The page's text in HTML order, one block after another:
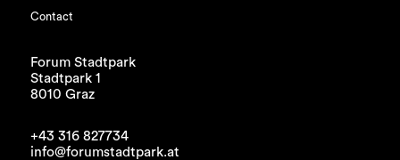
Contact
Forum Stadtpark
Stadtpark 1
8010 Graz
+43 316 827734
info@forumstadtpark.at